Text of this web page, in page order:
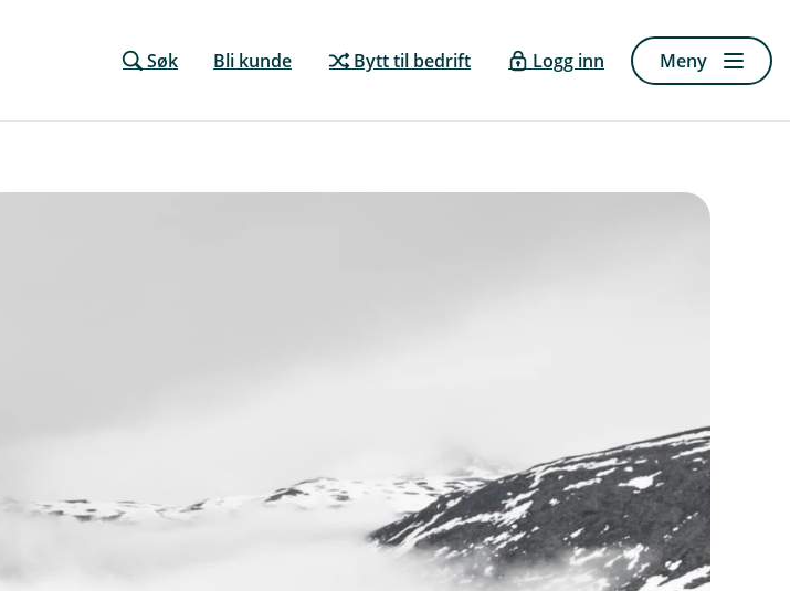
Søk Bli kunde Bytt til bedrift Logg inn Meny